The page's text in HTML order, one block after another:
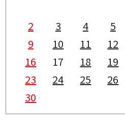
2
3 4 5
9
10 11 12
16
17 18 19
23
24 25 26
30